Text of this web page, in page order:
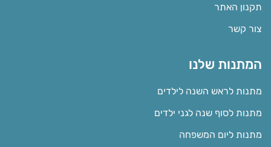
תקנון האתר
צור קשר
המתנות שלנו
מתנות לראש השנה לילדים
מתנות לסוף שנה לגני ילדים
מתנות ליום המשפחה